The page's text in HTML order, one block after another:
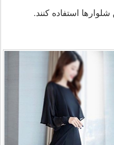
شلوارها استفاده کنند.